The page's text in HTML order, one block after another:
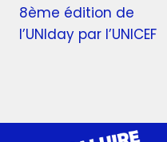
8ème édition de
l’UNIday par l’UNICEF